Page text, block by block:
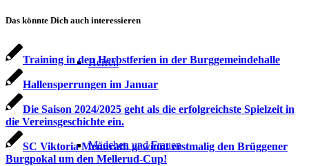
Herren
Mädchen und Frauen
Das könnte Dich auch interessieren
Training in den Herbstferien in der Burggemeindehalle
Hallensperrungen im Januar
Die Saison 2024/2025 geht als die erfolgreichste Spielzeit in
die Vereinsgeschichte ein.
SC Viktoria Mennrath gewinnt erstmalig den Brüggener
Burgpokal um den Mellerud-Cup!